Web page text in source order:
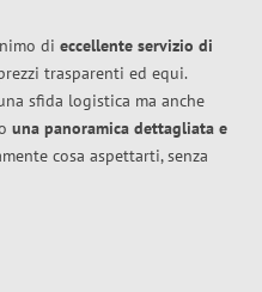
di eccellente servizio di
trasparenti ed equi.
sfida logistica ma anche
una panoramica dettagliata e
cosa aspettarti, senza